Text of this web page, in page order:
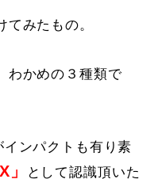
みたもの。
わかめの３種類で
ンパクトも有り素
」 として認識頂いた